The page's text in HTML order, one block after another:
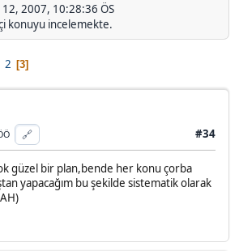
2007, 10:28:36 ÖS
konuyu incelemekte.
sayfa
2 3
#34
🔗
güzel bir plan,bende her konu çorba
yapacağım bu şekilde sistematik olarak